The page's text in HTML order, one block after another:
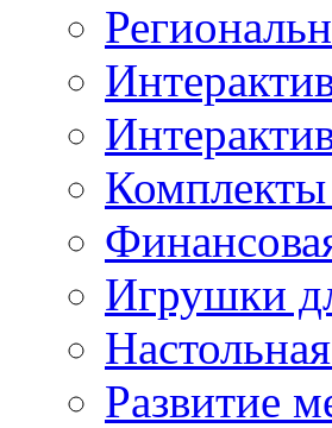
Комплекты
Игрушки
Развитие